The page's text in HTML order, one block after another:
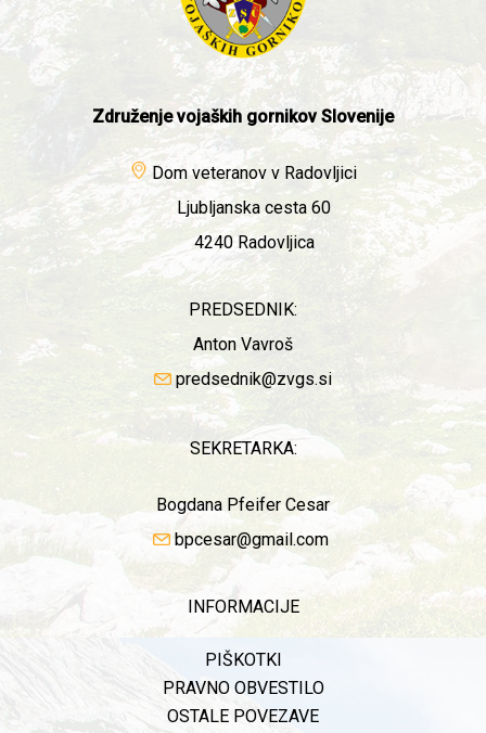
Združenje vojaških gornikov Slovenije
Dom veteranov v Radovljici
Ljubljanska cesta 60
4240 Radovljica
PREDSEDNIK:
Anton Vavroš
predsednik@zvgs.si
SEKRETARKA:
Bogdana Pfeifer Cesar
bpcesar@gmail.com
INFORMACIJE
PIŠKOTKI
PRAVNO OBVESTILO
OSTALE POVEZAVE